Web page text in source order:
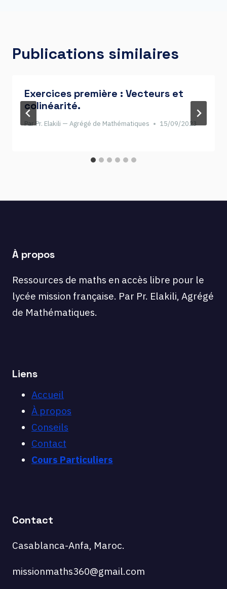
Publications similaires
Exercices première : Vecteurs et
colinéarité.
ParPr. Elakili — Agrégé de Mathématiques 15/09/2023
À propos
Ressources de maths en accès libre pour le
lycée mission française. Par Pr. Elakili, Agrégé
de Mathématiques.
Liens
Accueil
À propos
Conseils
Contact
Cours Particuliers
Contact
Casablanca-Anfa, Maroc.
missionmaths360@gmail.com